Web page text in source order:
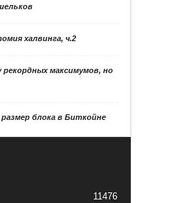
халвинга, ч.2
максимумов, но
блока в Биткойне
11476